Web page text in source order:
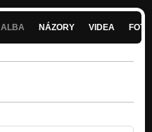
ALBA NÁZORY VIDEA